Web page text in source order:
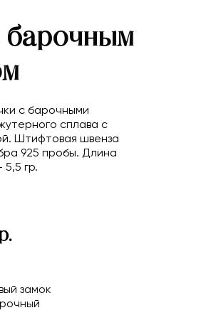
барочным
с барочными
сплава с
Штифтовая швенза
925 пробы. Длина
гр.
замок